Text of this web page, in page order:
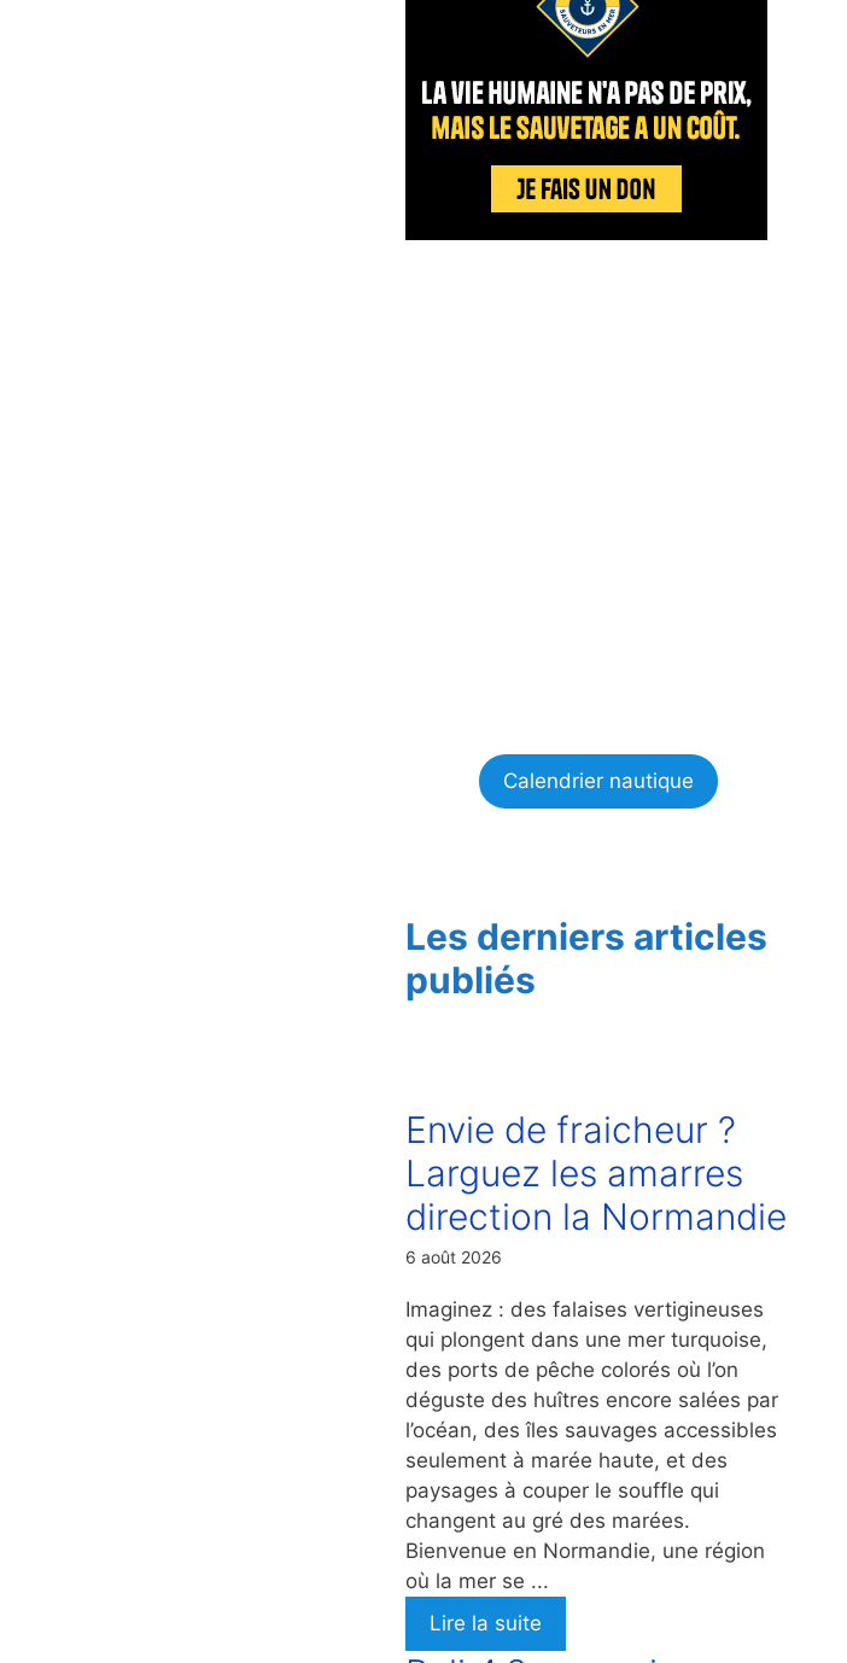
Calendrier nautique
Les derniers articles
publiés
Envie de fraicheur ?
Larguez les amarres
direction la Normandie
6 août 2026
Imaginez : des falaises vertigineuses
qui plongent dans une mer turquoise,
des ports de pêche colorés où l’on
déguste des huîtres encore salées par
l’océan, des îles sauvages accessibles
seulement à marée haute, et des
paysages à couper le souffle qui
changent au gré des marées.
Bienvenue en Normandie, une région
où la mer se ...
Lire la suite